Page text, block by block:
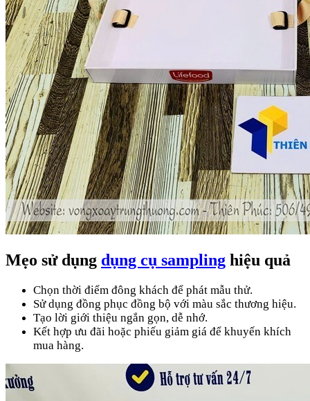
Mẹo sử dụng dụng cụ sampling hiệu quả
Chọn thời điểm đông khách để phát mẫu thử.
Sử dụng đồng phục đồng bộ với màu sắc thương hiệu.
Tạo lời giới thiệu ngắn gọn, dễ nhớ.
Kết hợp ưu đãi hoặc phiếu giảm giá để khuyến khích
mua hàng.